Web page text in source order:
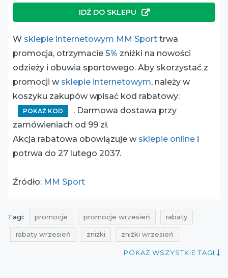
IDŹ DO SKLEPU
W sklepie internetowym MM Sport trwa
promocja, otrzymacie 5% zniżki na nowości
odzieży i obuwia sportowego. Aby skorzystać z
promocji w sklepie internetowym, należy w
koszyku zakupów wpisać kod rabatowy:
POKAŻ KOD
. Darmowa dostawa przy
zamówieniach od 99 zł.
Akcja rabatowa obowiązuje w sklepie online i
potrwa do 27 lutego 2037.
Źródło: MM Sport
Tagi: promocje promocje wrzesień rabaty
rabaty wrzesień zniżki zniżki wrzesień
super zniżki
POKAŻ WSZYSTKIE TAGI